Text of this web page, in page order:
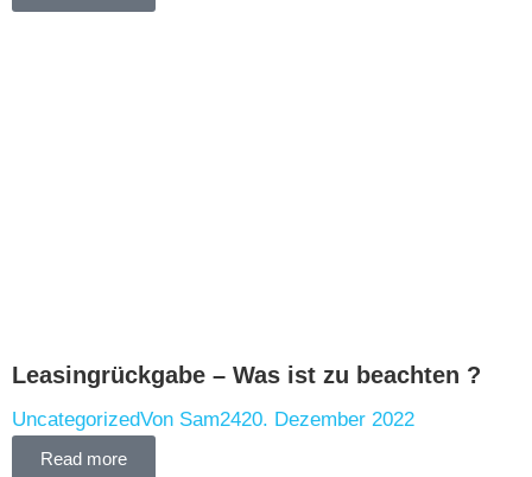
Leasingrückgabe – Was ist zu beachten ?
UncategorizedVon Sam2420. Dezember 2022
Read more